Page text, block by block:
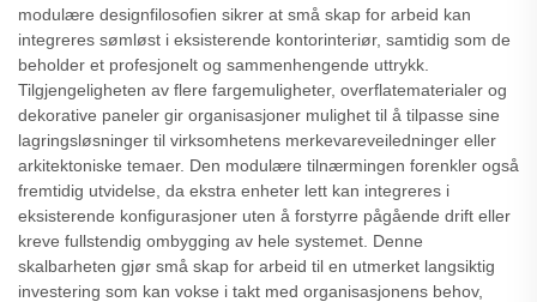
modulære designfilosofien sikrer at små skap for arbeid kan
integreres sømløst i eksisterende kontorinteriør, samtidig som de
beholder et profesjonelt og sammenhengende uttrykk.
Tilgjengeligheten av flere fargemuligheter, overflatematerialer og
dekorative paneler gir organisasjoner mulighet til å tilpasse sine
lagringsløsninger til virksomhetens merkevareveiledninger eller
arkitektoniske temaer. Den modulære tilnærmingen forenkler også
fremtidig utvidelse, da ekstra enheter lett kan integreres i
eksisterende konfigurasjoner uten å forstyrre pågående drift eller
kreve fullstendig ombygging av hele systemet. Denne
skalbarheten gjør små skap for arbeid til en utmerket langsiktig
investering som kan vokse i takt med organisasjonens behov,